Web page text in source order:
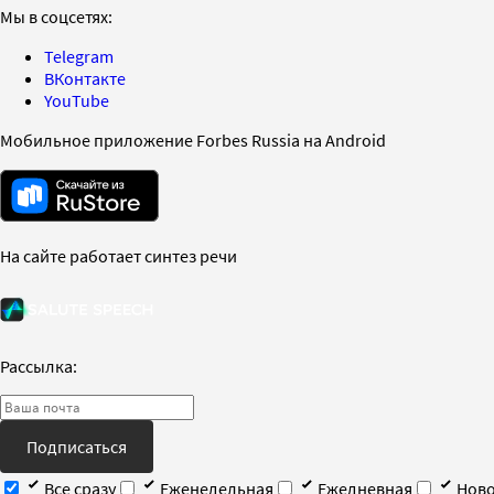
Мы в соцсетях:
Telegram
ВКонтакте
YouTube
Мобильное приложение Forbes Russia на Android
На сайте работает синтез речи
Рассылка:
Подписаться
Все сразу
Еженедельная Ежедневная